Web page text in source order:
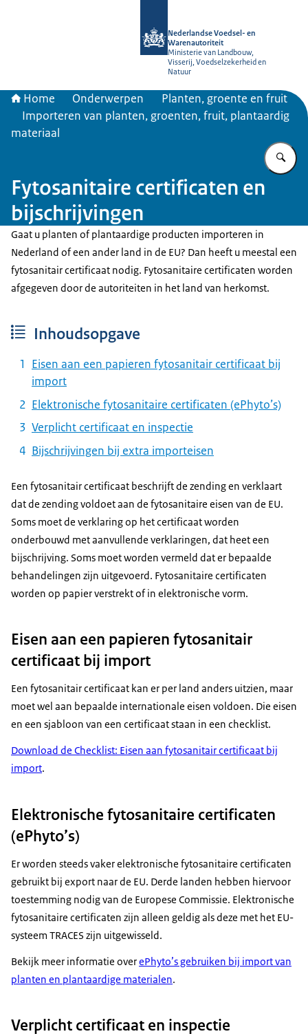
Nederlandse Voedsel- en
Warenautoriteit
Ministerie van Landbouw,
Visserij, Voedselzekerheid en
Natuur
Home Onderwerpen
Planten, groente en fruit
Importeren van planten, groenten, fruit, plantaardig
materiaal
Fytosanitaire certificaten en
bijschrijvingen
Gaat u planten of plantaardige producten importeren in
Nederland of een ander land in de EU? Dan heeft u meestal een
fytosanitair certificaat nodig. Fytosanitaire certificaten worden
afgegeven door de autoriteiten in het land van herkomst.
Inhoudsopgave
Eisen aan een papieren fytosanitair certificaat bij
import
Elektronische fytosanitaire certificaten (ePhyto’s)
Verplicht certificaat en inspectie
Bijschrijvingen bij extra importeisen
Een fytosanitair certificaat beschrijft de zending en verklaart
dat de zending voldoet aan de fytosanitaire eisen van de EU.
Soms moet de verklaring op het certificaat worden
onderbouwd met aanvullende verklaringen, dat heet een
bijschrijving. Soms moet worden vermeld dat er bepaalde
behandelingen zijn uitgevoerd. Fytosanitaire certificaten
worden op papier verstrekt of in elektronische vorm.
Eisen aan een papieren fytosanitair
certificaat bij import
Een fytosanitair certificaat kan er per land anders uitzien, maar
moet wel aan bepaalde internationale eisen voldoen. Die eisen
en een sjabloon van een certificaat staan in een checklist.
Download de Checklist: Eisen aan fytosanitair certificaat bij
import.
Elektronische fytosanitaire certificaten
(ePhyto’s)
Er worden steeds vaker elektronische fytosanitaire certificaten
gebruikt bij export naar de EU. Derde landen hebben hiervoor
toestemming nodig van de Europese Commissie. Elektronische
fytosanitaire certificaten zijn alleen geldig als deze met het EU-
systeem TRACES zijn uitgewisseld.
Bekijk meer informatie overePhyto’s gebruiken bij import van
planten en plantaardige materialen.
Verplicht certificaat en inspectie